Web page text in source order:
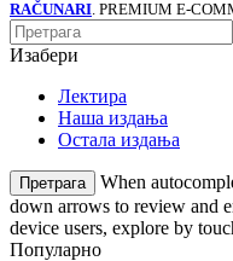
RAČUNARI . PREMIUM E-
Изабери
Лектира
Наша издања
Остала издања
Претрага
When
down arrows to review and
device users, explore by
Популарно